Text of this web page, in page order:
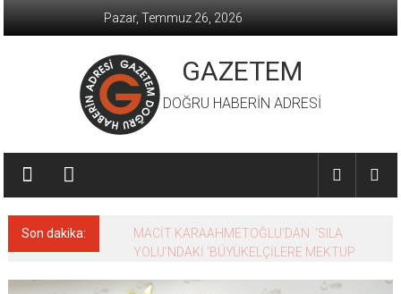
Pazar, Temmuz 26, 2026
GAZETEM
DOĞRU HABERİN ADRESİ
Son dakika:
MACİT KARAAHMETOĞLU’DAN ‘SILA
YOLU’NDAKİ ’BÜYÜKELÇİLERE MEKTUP